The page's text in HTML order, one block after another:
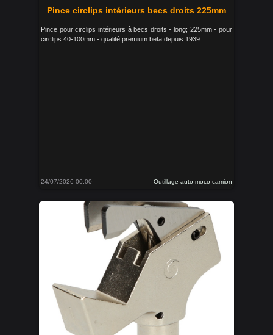
Pince circlips intérieurs becs droits 225mm
Pince pour circlips intérieurs à becs droits - long; 225mm - pour
circlips 40-100mm - qualité premium beta depuis 1939
24/07/2026 00:00 Outillage auto moco camion